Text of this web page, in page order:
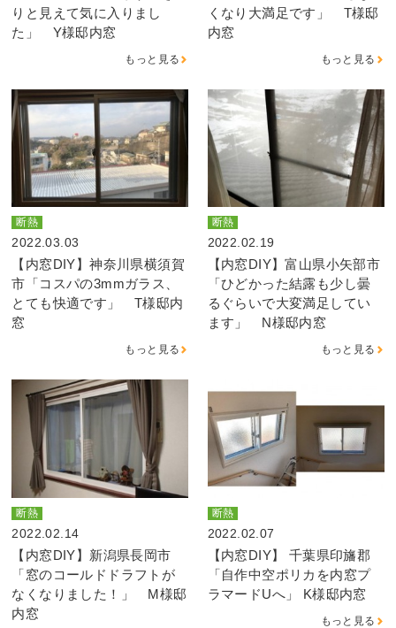
りと見えて気に入りまし
た」 Y様邸内窓
もっと見る
くなり大満足です」 T様邸
内窓
もっと見る
断熱
2022.03.03
【内窓DIY】神奈川県横須賀
市「コスパの3mmガラス、
とても快適です」 T様邸内
窓
もっと見る
断熱
2022.02.19
【内窓DIY】富山県小矢部市
「ひどかった結露も少し曇
るぐらいで大変満足してい
ます」 N様邸内窓
もっと見る
断熱
2022.02.14
【内窓DIY】新潟県長岡市
「窓のコールドドラフトが
なくなりました！」 M様邸
内窓
断熱
2022.02.07
【内窓DIY】 千葉県印旛郡
「自作中空ポリカを内窓プ
ラマードUへ」 K様邸内窓
もっと見る